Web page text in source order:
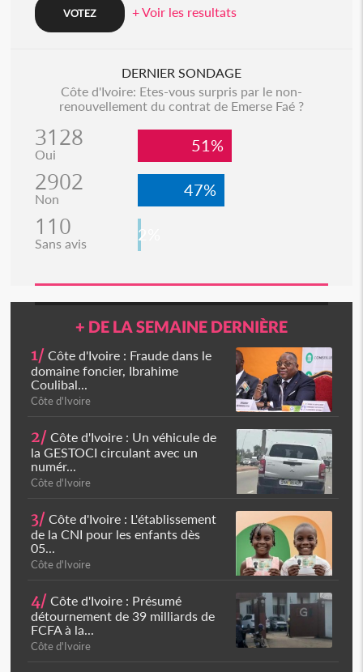
+ Voir les resultats
DERNIER SONDAGE
Côte d'Ivoire: Etes-vous surpris par le non-
renouvellement du contrat de Emerse Faé ?
3128
Oui 51%
2902
Non 47%
110
Sans avis 2%
+ DE LA SEMAINE DERNIÈRE
1/ Côte d'Ivoire : Fraude dans le
domaine foncier, Ibrahime
Coulibal...
Côte d'Ivoire
2/ Côte d'Ivoire : Un véhicule de
la GESTOCI circulant avec un
numér...
Côte d'Ivoire
3/ Côte d'Ivoire : L'établissement
de la CNI pour les enfants dès
05...
Côte d'Ivoire
4/ Côte d'Ivoire : Présumé
détournement de 39 milliards de
FCFA à la...
Côte d'Ivoire